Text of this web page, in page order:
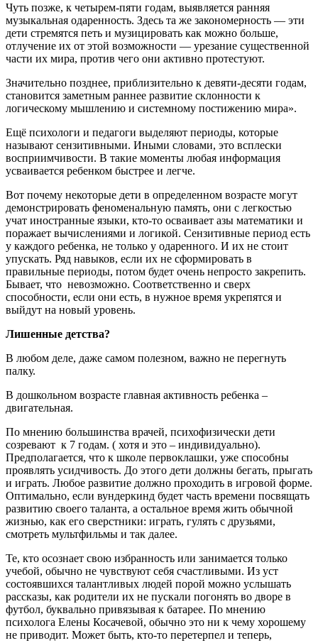
Чуть позже, к четырем-пяти годам, выявляется ранняя
музыкальная одаренность. Здесь та же закономерность — эти
дети стремятся петь и музицировать как можно больше,
отлучение их от этой возможности — урезание существенной
части их мира, против чего они активно протестуют.
Значительно позднее, приблизительно к девяти-десяти годам,
становится заметным раннее развитие склонности к
логическому мышлению и системному постижению мира».
Ещё психологи и педагоги выделяют периоды, которые
называют сензитивными. Иными словами, это всплески
восприимчивости. В такие моменты любая информация
усваивается ребенком быстрее и легче.
Вот почему некоторые дети в определенном возрасте могут
демонстрировать феноменальную память, они с легкостью
учат иностранные языки, кто-то осваивает азы математики и
поражает вычислениями и логикой. Сензитивные период есть
у каждого ребенка, не только у одаренного. И их не стоит
упускать. Ряд навыков, если их не сформировать в
правильные периоды, потом будет очень непросто закрепить.
Бывает, что невозможно. Соответственно и сверх
способности, если они есть, в нужное время укрепятся и
выйдут на новый уровень.
Лишенные детства?
В любом деле, даже самом полезном, важно не перегнуть
палку.
В дошкольном возрасте главная активность ребенка –
двигательная.
По мнению большинства врачей, психофизически дети
созревают к 7 годам. ( хотя и это – индивидуально).
Предполагается, что к школе первоклашки, уже способны
проявлять усидчивость. До этого дети должны бегать, прыгать
и играть. Любое развитие должно проходить в игровой форме.
Оптимально, если вундеркинд будет часть времени посвящать
развитию своего таланта, а остальное время жить обычной
жизнью, как его сверстники: играть, гулять с друзьями,
смотреть мультфильмы и так далее.
Те, кто осознает свою избранность или занимается только
учебой, обычно не чувствуют себя счастливыми. Из уст
состоявшихся талантливых людей порой можно услышать
рассказы, как родители их не пускали погонять во дворе в
футбол, буквально привязывая к батарее. По мнению
психолога Елены Косачевой, обычно это ни к чему хорошему
не приводит. Может быть, кто-то перетерпел и теперь,